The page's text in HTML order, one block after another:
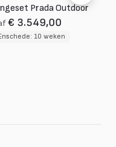
Prada Outdoor
€ 3.549,00
10 weken